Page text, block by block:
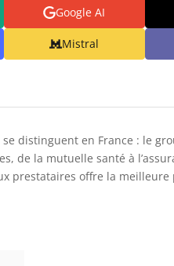
Google AI
Mistral
distinguent en France : le
de la mutuelle santé à
offre la meilleure